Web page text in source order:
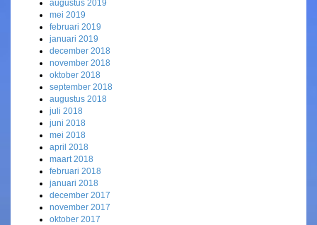
augustus 2019
mei 2019
februari 2019
januari 2019
december 2018
november 2018
oktober 2018
september 2018
augustus 2018
juli 2018
juni 2018
mei 2018
april 2018
maart 2018
februari 2018
januari 2018
december 2017
november 2017
oktober 2017